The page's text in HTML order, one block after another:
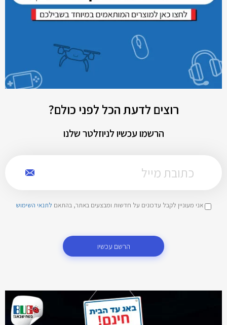
רוצים לדעת הכל לפני כולם?
הרשמו עכשיו לניוזלטר שלנו
אני מעוניין לקבל עדכונים על חדשות ומבצעים באתר, בהתאם לתנאי השימוש
הרשם עכשיו